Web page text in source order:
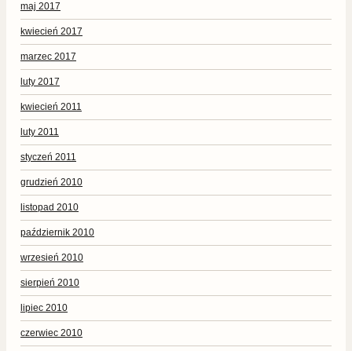
maj 2017
kwiecień 2017
marzec 2017
luty 2017
kwiecień 2011
luty 2011
styczeń 2011
grudzień 2010
listopad 2010
październik 2010
wrzesień 2010
sierpień 2010
lipiec 2010
czerwiec 2010